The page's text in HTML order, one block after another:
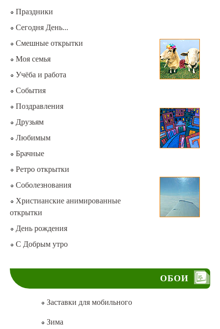
Праздники
Сегодня День...
Смешные открытки
Моя семья
Учёба и работа
События
Поздравления
Друзьям
Любимым
Брачные
Ретро открытки
Соболезнования
Христианские анимированные
открытки
День рождения
С Добрым утро
ОБОИ
Заставки для мобильного
Зима